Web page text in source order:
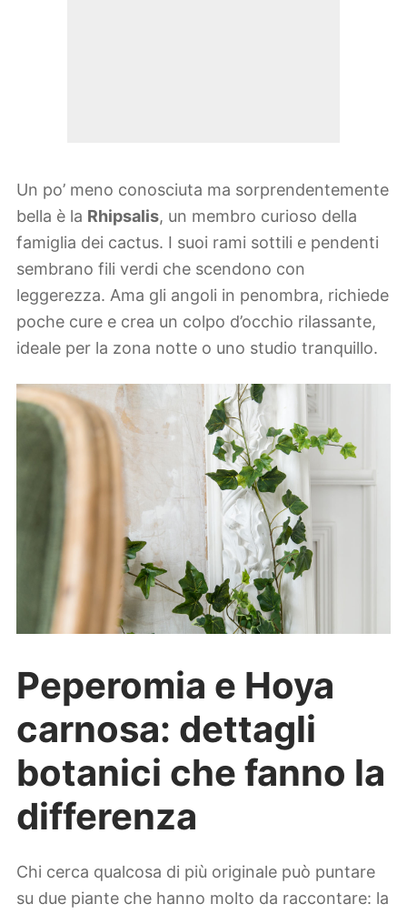
Un po’ meno conosciuta ma sorprendentemente
bella è la Rhipsalis, un membro curioso della
famiglia dei cactus. I suoi rami sottili e pendenti
sembrano fili verdi che scendono con
leggerezza. Ama gli angoli in penombra, richiede
poche cure e crea un colpo d’occhio rilassante,
ideale per la zona notte o uno studio tranquillo.
Peperomia e Hoya
carnosa: dettagli
botanici che fanno la
differenza
Chi cerca qualcosa di più originale può puntare
su due piante che hanno molto da raccontare: la